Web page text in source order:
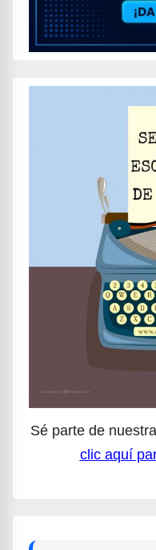
Sé parte de
clic aquí